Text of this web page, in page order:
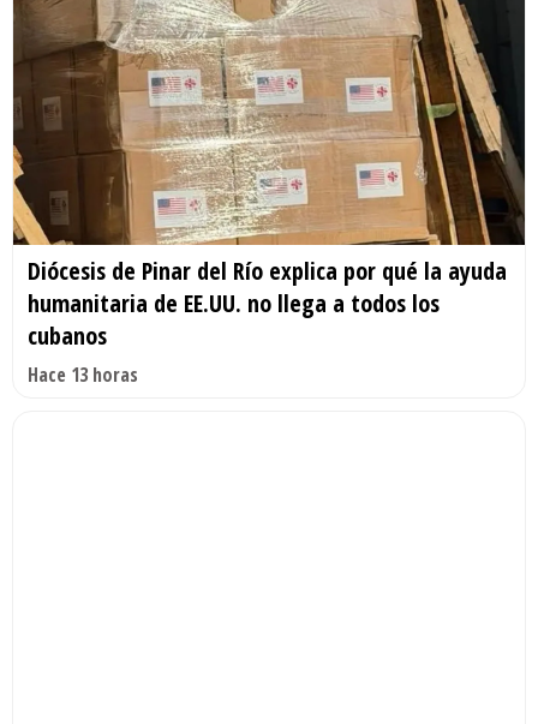
Diócesis de Pinar del Río explica por qué la ayuda
humanitaria de EE.UU. no llega a todos los
cubanos
Hace 13 horas